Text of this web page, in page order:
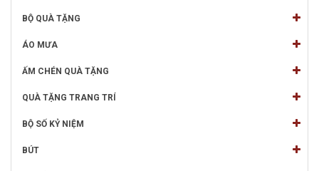
BỘ QUÀ TẶNG
ÁO MƯA
ẤM CHÉN QUÀ TẶNG
QUÀ TẶNG TRANG TRÍ
BỘ SỐ KỶ NIỆM
BÚT